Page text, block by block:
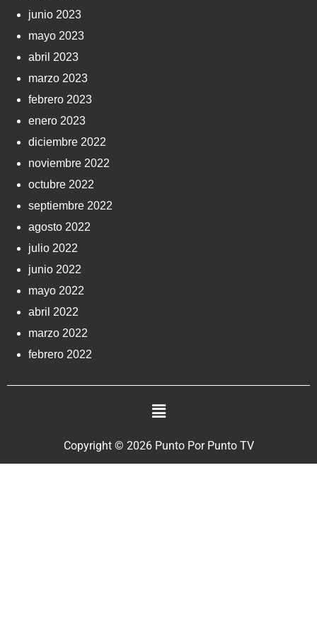
junio 2023
mayo 2023
abril 2023
marzo 2023
febrero 2023
enero 2023
diciembre 2022
noviembre 2022
octubre 2022
septiembre 2022
agosto 2022
julio 2022
junio 2022
mayo 2022
abril 2022
marzo 2022
febrero 2022
Copyright © 2026 Punto Por Punto TV